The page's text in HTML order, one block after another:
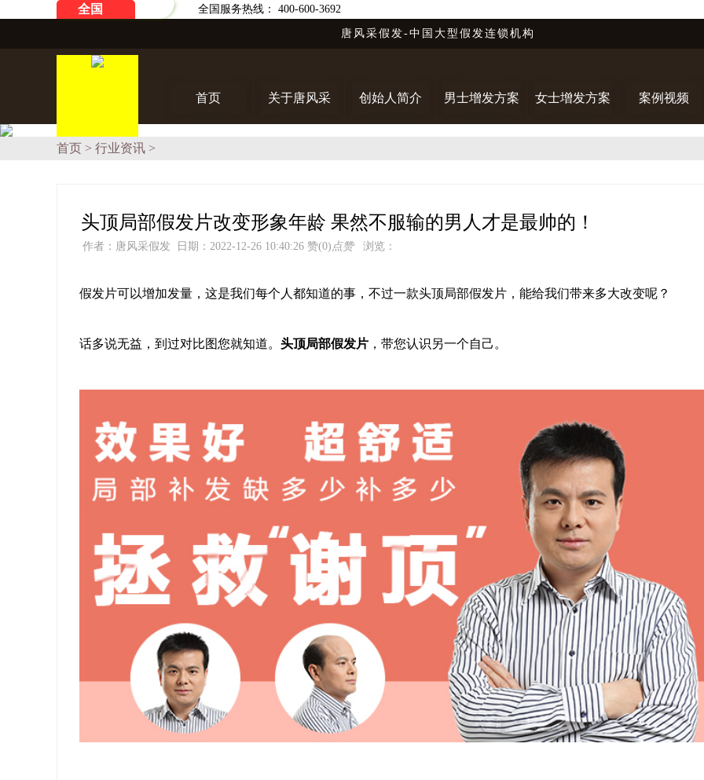
全国 全国服务热线： 400-600-3692
唐风采假发-中国大型假发连锁机构
首页 关于唐风采 创始人简介 男士增发方案 女士增发方案 案例视频
首页 > 行业资讯 >
头顶局部假发片改变形象年龄 果然不服输的男人才是最帅的！
作者：唐风采假发 日期：2022-12-26 10:40:26 赞(0) 点赞 浏览：
假发片可以增加发量，这是我们每个人都知道的事，不过一款头顶局部假发片，能给我们带来多大改变呢？
话多说无益，到过对比图您就知道。 头顶局部假发片 ，带您认识另一个自己。